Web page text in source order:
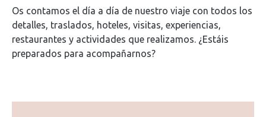
Os contamos el día a día de nuestro viaje con todos los
detalles, traslados, hoteles, visitas, experiencias,
restaurantes y actividades que realizamos. ¿Estáis
preparados para acompañarnos?